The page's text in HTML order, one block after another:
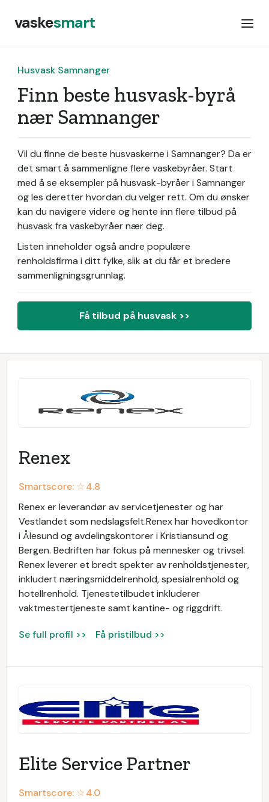
vaskesmart
Husvask Samnanger
Finn beste husvask-byrå
nær Samnanger
Vil du finne de beste husvaskerne i Samnanger? Da er
det smart å sammenligne flere vaskebyråer. Start
med å se eksempler på husvask-byråer i Samnanger
og les deretter hvordan du velger rett. Om du ønsker
kan du navigere videre og hente inn flere tilbud på
husvask fra vaskebyråer nær deg.
Listen inneholder også andre populære
renholdsfirma i ditt fylke, slik at du får et bredere
sammenligningsgrunnlag.
Få tilbud på husvask >>
Renex
Smartscore: ☆4.8
Renex er leverandør av servicetjenester og har
Vestlandet som nedslagsfelt.Renex har hovedkontor
i Ålesund og avdelingskontorer i Kristiansund og
Bergen. Bedriften har fokus på mennesker og trivsel.
Renex leverer et bredt spekter av renholdstjenester,
inkludert næringsmiddelrenhold, spesialrenhold og
hotellrenhold. Tjenestetilbudet inkluderer
vaktmestertjeneste samt kantine- og riggdrift.
Se full profil >> Få pristilbud >>
Elite Service Partner
Smartscore: ☆4.0